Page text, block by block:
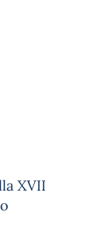
XVII